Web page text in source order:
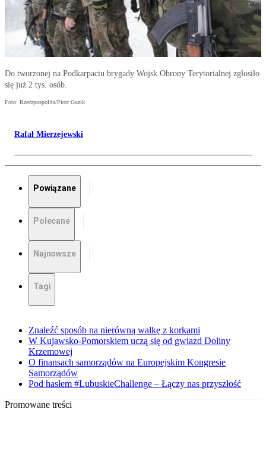
Do tworzonej na Podkarpaciu brygady Wojsk Obrony Terytorialnej zgłosiło
się już 2 tys. osób.
Foto: Rzeczpospolita/Piotr Guzik
Rafał Mierzejewski
Powiązane
Polecane
Najnowsze
Tagi
Znaleźć sposób na nierówną walkę z korkami
W Kujawsko-Pomorskiem uczą się od gwiazd Doliny
Krzemowej
O finansach samorządów na Europejskim Kongresie
Samorządów
Pod hasłem #LubuskieChallenge – Łączy nas przyszłość
Promowane treści